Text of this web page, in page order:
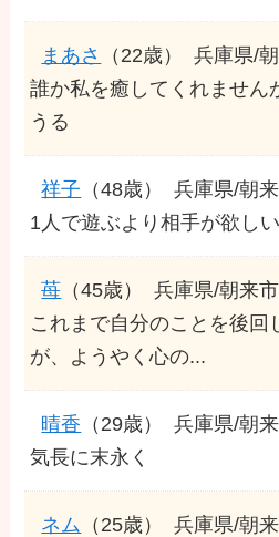
まあさ （22歳）
兵庫県/
誰か私を癒してくれません
うる
祥子 （48歳）
兵庫県/朝
1人で遊ぶより相手が欲しい
苺 （45歳）
兵庫県/朝来市
これまで自分のことを後回
が、ようやく心の...
晴香 （29歳）
兵庫県/朝
気長に末永く
ネム （25歳） 兵庫県/朝